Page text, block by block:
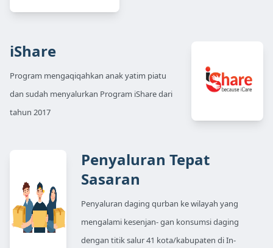
iShare
Program mengaqiqahkan anak yatim piatu
dan sudah menyalurkan Program iShare dari
tahun 2017
Penyaluran Tepat
Sasaran
Penyaluran daging qurban ke wilayah yang
mengalami kesenjan- gan konsumsi daging
dengan titik salur 41 kota/kabupaten di In-